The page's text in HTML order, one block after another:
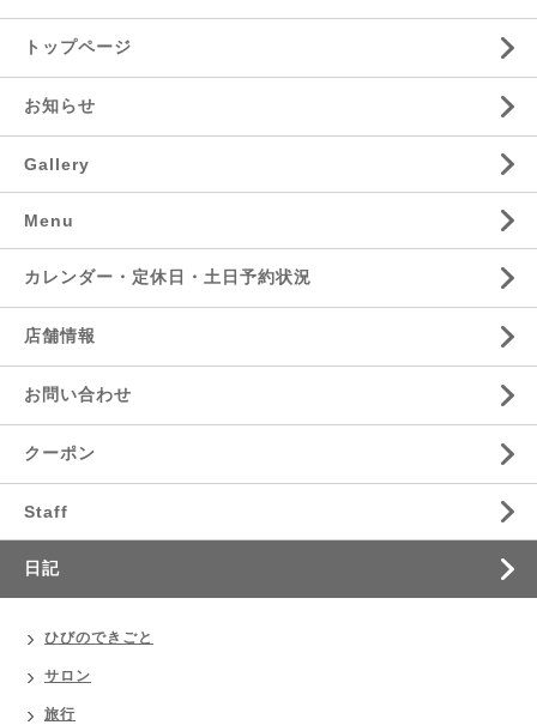
トップページ
お知らせ
Gallery
Menu
カレンダー・定休日・土日予約状況
店舗情報
お問い合わせ
クーポン
Staff
日記
ひびのできごと
サロン
旅行